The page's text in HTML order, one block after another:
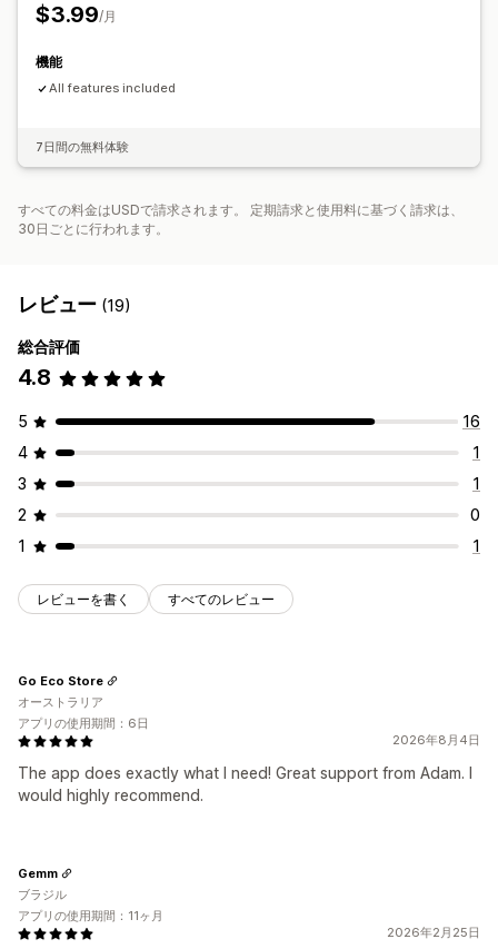
$3.99/月
機能
All features included
7日間の無料体験
すべての料金はUSDで請求されます。 定期請求と使用料に基づく請求は、
30日ごとに行われます。
レビュー (19)
総合評価
4.8
5
16
4
1
3
1
2
0
1
1
レビューを書く すべてのレビュー
2026年8月4日
The app does exactly what I need! Great support from Adam. I
would highly recommend.
Go Eco Store
オーストラリア
アプリの使用期間：6日
2026年2月25日
Gemm
ブラジル
アプリの使用期間：11ヶ月